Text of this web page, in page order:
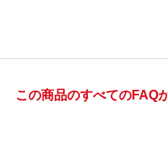
この商品のすべてのFAQ